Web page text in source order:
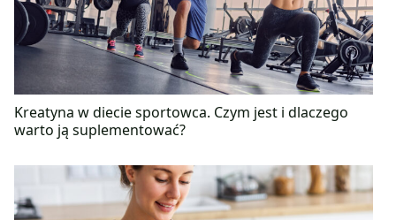
Kreatyna w diecie sportowca. Czym jest i dlaczego
warto ją suplementować?